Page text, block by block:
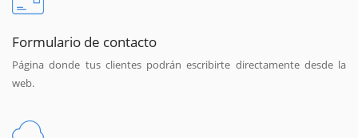
Formulario de contacto
Página donde tus clientes podrán escribirte directamente desde la
web.